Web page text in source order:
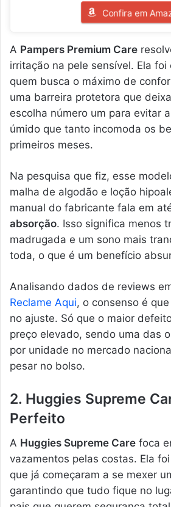
Confira em
A Pampers Premium Care
irritação na pele sensível. Ela
quem busca o máximo de
uma barreira protetora que
escolha número um para evitar
úmido que tanto incomoda os
primeiros meses.
Na pesquisa que fiz, esse
malha de algodão e loção
manual do fabricante fala em
absorção. Isso significa menos
madrugada e um sono mais
toda, o que é um benefício
Analisando dados de reviews
Reclame Aqui, o consenso é
no ajuste. Só que o maior
preço elevado, sendo uma das
por unidade no mercado
pesar no bolso.
2. Huggies Supreme
Perfeito
A Huggies Supreme Care foca
vazamentos pelas costas. Ela
que já começaram a se mexer
garantindo que tudo fique no